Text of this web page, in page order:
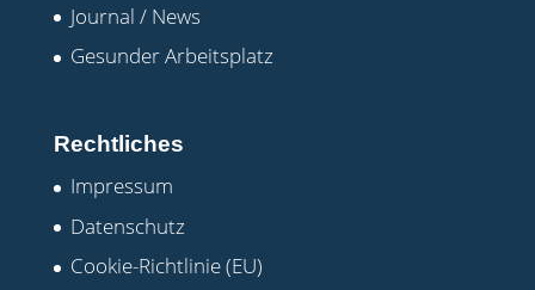
Journal / News
Gesunder Arbeitsplatz
Rechtliches
Impressum
Datenschutz
Cookie-Richtlinie (EU)